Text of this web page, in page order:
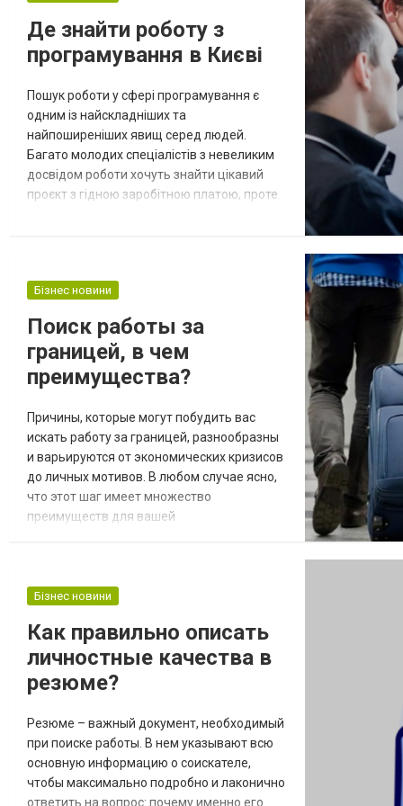
разработчиков, QA-специалистов и
менеджеров. В нынешних условиях работ...
Де знайти роботу з
програмування в Києві
Пошук роботи у сфері програмування є
одним із найскладніших та
найпоширеніших явищ серед людей.
Багато молодих спеціалістів з невеликим
досвідом роботи хочуть знайти цікавий
проєкт з гідною заробітною платою, проте
щомісяця тут з’являються десятки нових
та перспективних вакансій. Які пропозиції є
на плат...
Бізнес новини
Поиск работы за
границей, в чем
преимущества?
Причины, которые могут побудить вас
искать работу за границей, разнообразны
и варьируются от экономических кризисов
до личных мотивов. В любом случае ясно,
что этот шаг имеет множество
преимуществ для вашей
местный или национальный сектор не
продвижения, решением может быть
переезд в другую страну. Например, с 20...
Бізнес новини
Как правильно описать
личностные качества в
резюме?
Резюме – важный документ, необходимый
при поиске работы. В нем указывают всю
основную информацию о соискателе,
чтобы максимально подробно и лаконично
ответить на вопрос: почему именно его